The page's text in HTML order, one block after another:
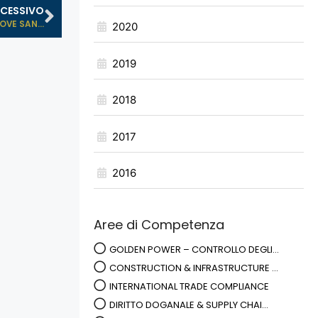
SAN... 2020
2019
2018
2017
2016
Aree di Competenza
GOLDEN POWER – CONTROLLO DEGLI...
CONSTRUCTION & INFRASTRUCTURE ...
INTERNATIONAL TRADE COMPLIANCE
DIRITTO DOGANALE & SUPPLY CHAI...